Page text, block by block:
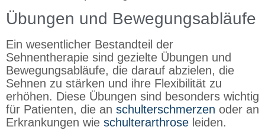
Übungen und Bewegungsabläufe
Ein wesentlicher Bestandteil der
Sehnentherapie sind gezielte Übungen und
Bewegungsabläufe, die darauf abzielen, die
Sehnen zu stärken und ihre Flexibilität zu
erhöhen. Diese Übungen sind besonders wichtig
für Patienten, die an schulterschmerzen oder an
Erkrankungen wie schulterarthrose leiden.